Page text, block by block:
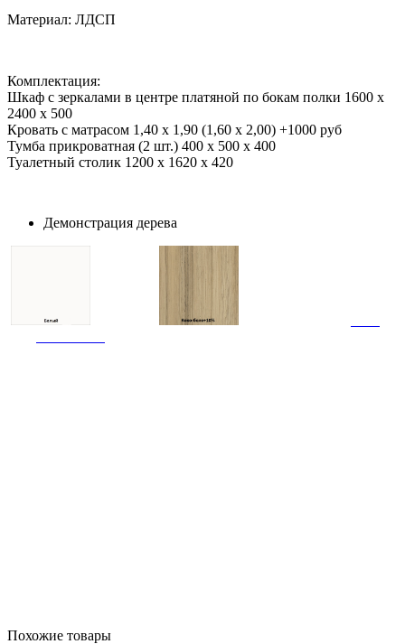
Материал: ЛДСП
Комплектация:
Шкаф с зеркалами в центре платяной по бокам полки 1600 x
2400 x 500
Кровать с матрасом 1,40 х 1,90 (1,60 х 2,00) +1000 руб
Тумба прикроватная (2 шт.) 400 х 500 х 400
Туалетный столик 1200 х 1620 х 420
Демонстрация дерева
Похожие товары